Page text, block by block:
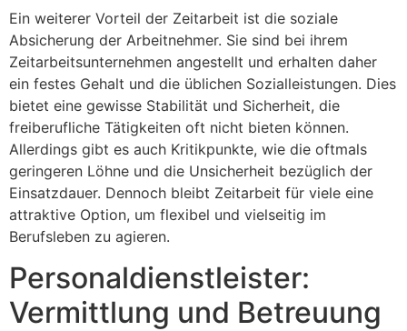
Ein weiterer Vorteil der Zeitarbeit ist die soziale
Absicherung der Arbeitnehmer. Sie sind bei ihrem
Zeitarbeitsunternehmen angestellt und erhalten daher
ein festes Gehalt und die üblichen Sozialleistungen. Dies
bietet eine gewisse Stabilität und Sicherheit, die
freiberufliche Tätigkeiten oft nicht bieten können.
Allerdings gibt es auch Kritikpunkte, wie die oftmals
geringeren Löhne und die Unsicherheit bezüglich der
Einsatzdauer. Dennoch bleibt Zeitarbeit für viele eine
attraktive Option, um flexibel und vielseitig im
Berufsleben zu agieren.
Personaldienstleister:
Vermittlung und Betreuung